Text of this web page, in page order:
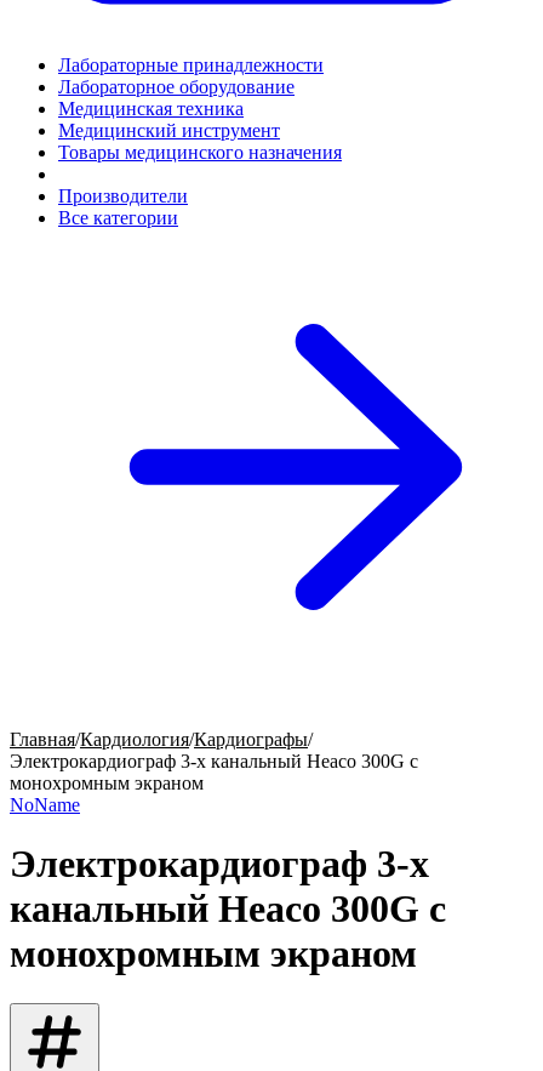
Лабораторные принадлежности
Лабораторное оборудование
Медицинская техника
Медицинский инструмент
Товары медицинского назначения
Производители
Все категории
Главная/Кардиология/Кардиографы/
Электрокардиограф 3-х канальный Heaco 300G с
монохромным экраном
NoName
Электрокардиограф 3-х
канальный Heaco 300G с
монохромным экраном